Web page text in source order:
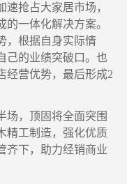
速抢占大家居市场 ，
一体化解决方案。
， 根据自身实际情
己的业绩突破口。 也
经营优势，最后形成2
场 ， 顶固将全面突围
精工制造，强化优质
齐下 ，
助力经销商业